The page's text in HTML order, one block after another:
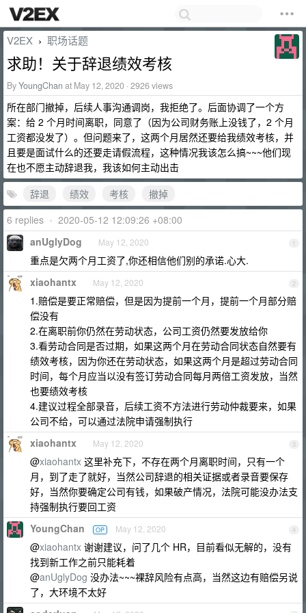
V2EX › 职场话题
求助！关于辞退绩效考核
ByYoungChan at May 12, 2020 · 2926 views
所在部门撤掉，后续人事沟通调岗，我拒绝了。后面协调了一个方
案：给 2 个月时间离职，同意了（因为公司财务账上没钱了，2 个月
工资都没发了）。但问题来了，这两个月居然还要给我绩效考核，并
且要是面试什么的还要走请假流程，这种情况我该怎么搞~~~他们现
在也不愿主动辞退我，我该如何主动出击
辞退
绩效 考核
撤掉
6 replies • 2020-05-12 12:09:26 +08:00
1
anUglyDog May 12, 2020
重点是欠两个月工资了,你还相信他们别的承诺.心大.
2
xiaohantx May 12, 2020
1.赔偿是要正常赔偿，但是因为提前一个月，提前一个月部分赔
偿没有
2.在离职前你仍然在劳动状态，公司工资仍然要发放给你
3.看劳动合同是否过期，如果这两个月在劳动合同状态自然要有
绩效考核，因为你还在劳动状态，如果这两个月是超过劳动合同
时间，每个月应当以没有签订劳动合同每月两倍工资发放，当然
也要绩效考核
4.建议过程全部录音，后续工资不方法进行劳动仲裁要来，如果
公司不给，可以通过法院申请强制执行
3
xiaohantx May 12, 2020
@xiaohantx 这里补充下，不存在两个月离职时间，只有一个
月，到了走了就好，当然公司辞退的相关证据或者录音要保存
好，当然你要确定公司有钱，如果破产情况，法院可能没办法支
持强制执行要回工资
4
YoungChan OP May 12, 2020
@xiaohantx 谢谢建议，问了几个 HR，目前看似无解的，没有
找到新工作之前只能耗着
@anUglyDog 没办法~~~裸辞风险有点高，当然这边有赔偿另说
了，大环境不太好